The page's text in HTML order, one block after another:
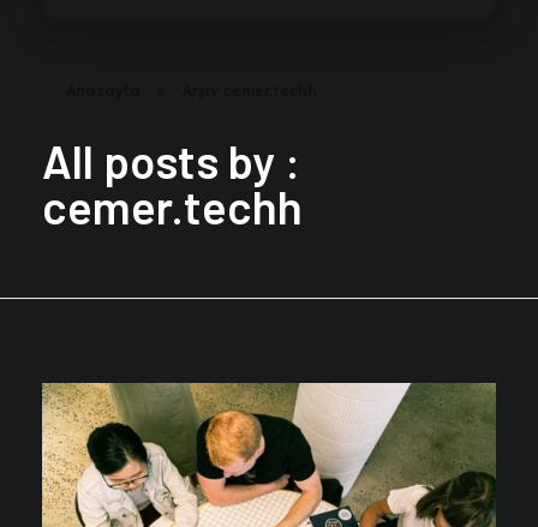
All posts by :
cemer.techh